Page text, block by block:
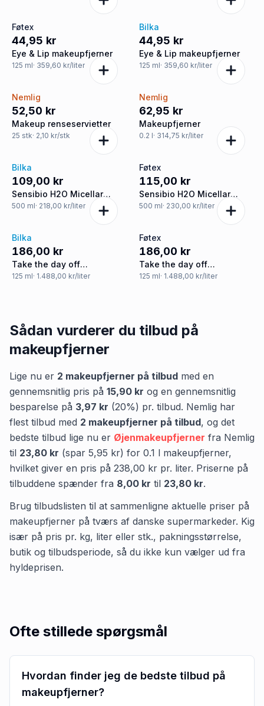
Føtex
44,95 kr
Eye & Lip makeupfjerner
125 ml· 359,60 kr/liter
Bilka
44,95 kr
Eye & Lip makeupfjerner
125 ml· 359,60 kr/liter
Nemlig
52,50 kr
Makeup renseservietter
25 stk· 2,10 kr/stk
Nemlig
62,95 kr
Makeupfjerner
0.2 l· 314,75 kr/liter
Bilka
109,00 kr
Sensibio H2O Micellar
Water makeupfjerner
500 ml· 218,00 kr/liter
Føtex
115,00 kr
Sensibio H2O Micellar
Water makeupfjerner
500 ml· 230,00 kr/liter
Bilka
186,00 kr
Take the day off
makeupfjerner
125 ml· 1.488,00 kr/liter
Føtex
186,00 kr
Take the day off
makeupfjerner
125 ml· 1.488,00 kr/liter
Sådan vurderer du tilbud på
makeupfjerner
Lige nu er 2 makeupfjerner på tilbud med en
gennemsnitlig pris på 15,90 kr og en gennemsnitlig
besparelse på 3,97 kr (20%) pr. tilbud. Nemlig har
flest tilbud med 2 makeupfjerner på tilbud, og det
bedste tilbud lige nu er Øjenmakeupfjerner fra Nemlig
til 23,80 kr (spar 5,95 kr) for 0.1 l makeupfjerner,
hvilket giver en pris på 238,00 kr pr. liter. Priserne på
tilbuddene spænder fra 8,00 kr til 23,80 kr.
Brug tilbudslisten til at sammenligne aktuelle priser på
makeupfjerner på tværs af danske supermarkeder. Kig
især på pris pr. kg, liter eller stk., pakningsstørrelse,
butik og tilbudsperiode, så du ikke kun vælger ud fra
hyldeprisen.
Ofte stillede spørgsmål
Hvordan finder jeg de bedste tilbud på
makeupfjerner?